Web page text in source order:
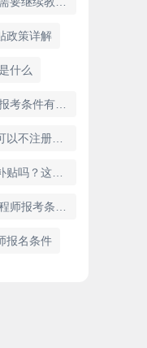
政策详解
什么
报名条件